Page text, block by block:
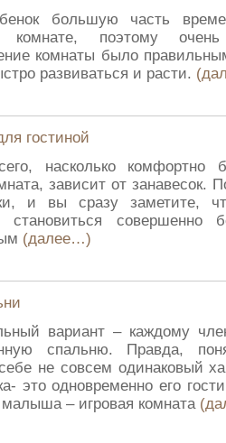
большую часть
комнате, поэтому
комнаты было
развиваться и расти.
гостиной
насколько комфортно
зависит от занавесок.
и вы сразу заметите,
становиться совершенно
(далее…)
вариант – каждому
спальню. Правда,
не совсем одинаковый
это одновременно его
– игровая комната